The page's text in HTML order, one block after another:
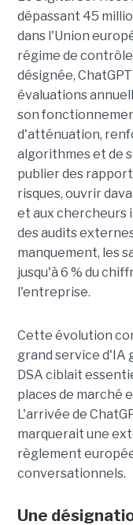
dépassant 45
dans l'Union
régime de
désignée,
évaluations
son
d'atténuation,
algorithmes et de
publier des
risques, ouvrir
et aux chercheurs
des audits
manquement, les
jusqu'à 6 % du
l'entreprise.
Cette évolution
grand service d'IA
DSA ciblait
places de marché
L'arrivée de
marquerait une
règlement
conversationnels.
Une